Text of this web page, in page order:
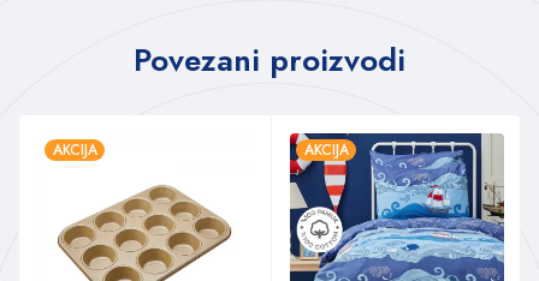
Povezani proizvodi
AKCIJA AKCIJA